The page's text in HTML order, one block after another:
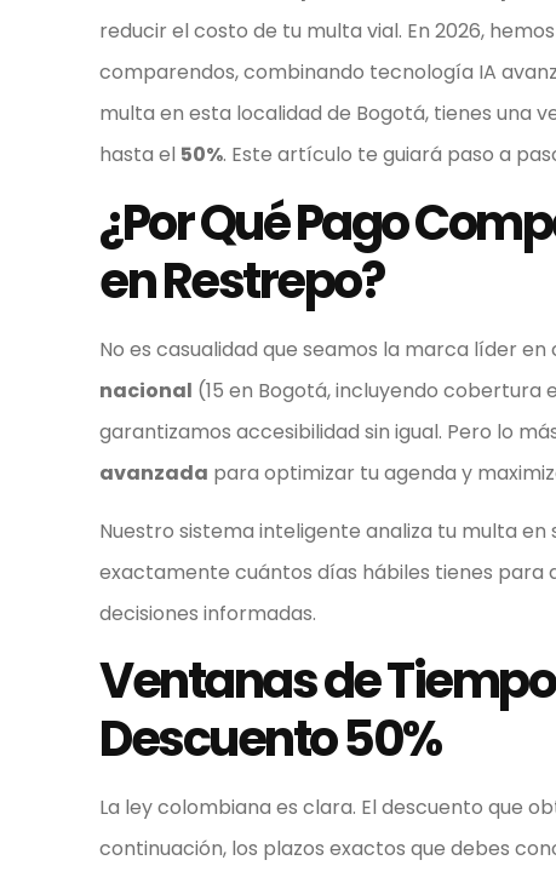
reducir el costo de tu multa vial. En 2026,
comparendos, combinando tecnología IA
multa en esta localidad de Bogotá, tienes una
hasta el 50%. Este artículo te guiará paso a
¿Por Qué Pago
en Restrepo?
No es casualidad que seamos la marca líder
nacional (15 en Bogotá, incluyendo cobertura
garantizamos accesibilidad sin igual. Pero lo
avanzada para optimizar tu agenda y
Nuestro sistema inteligente analiza tu multa
exactamente cuántos días hábiles tienes
decisiones informadas.
Ventanas de
Descuento 50%
La ley colombiana es clara. El descuento que
continuación, los plazos exactos que debes